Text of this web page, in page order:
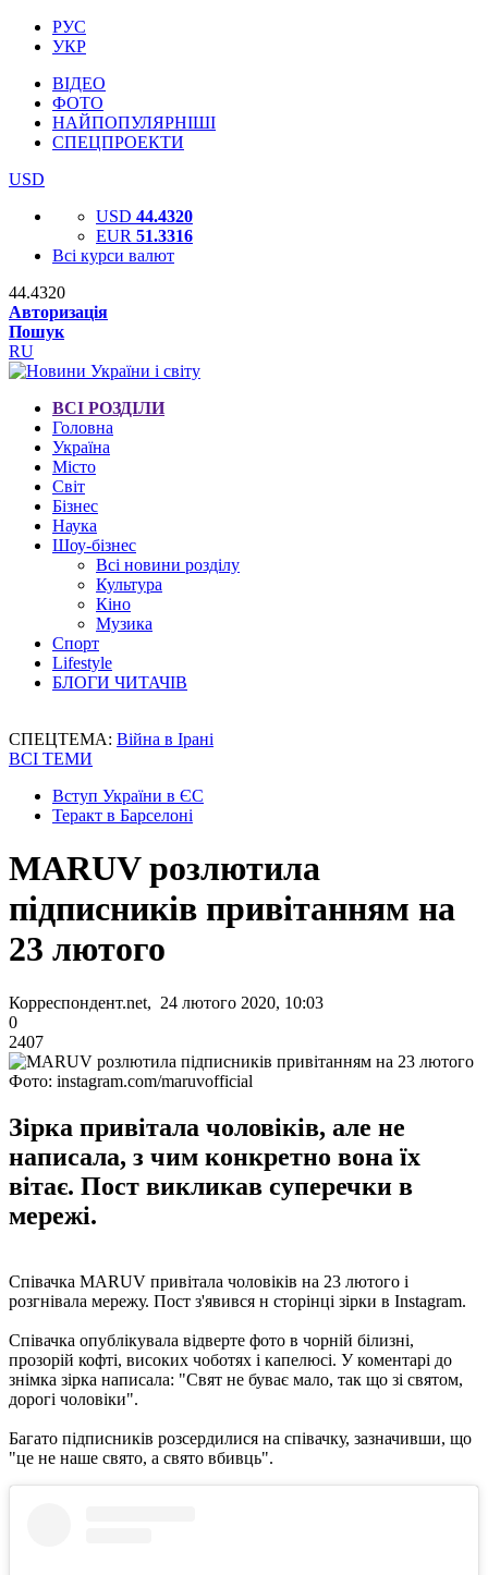
РУС
УКР
ВІДЕО
ФОТО
НАЙПОПУЛЯРНІШІ
СПЕЦПРОЕКТИ
USD
USD 44.4320
EUR 51.3316
Всі курси валют
44.4320
Авторизація
Пошук
RU
ВСІ РОЗДІЛИ
Головна
Україна
Місто
Світ
Бізнес
Наука
Шоу-бізнес
Всі новини розділу
Культура
Кіно
Музика
Спорт
Lifestyle
БЛОГИ ЧИТАЧІВ
СПЕЦТЕМА: Війна в Ірані
ВСІ ТЕМИ
Вступ України в ЄС
Теракт в Барселоні
MARUV розлютила
підписників привітанням на
23 лютого
Корреспондент.net, 24 лютого 2020, 10:03
0
2407
Фото: instagram.com/maruvofficial
Зірка привітала чоловіків, але не
написала, з чим конкретно вона їх
вітає. Пост викликав суперечки в
мережі.
Співачка MARUV привітала чоловіків на 23 лютого і
розгнівала мережу. Пост з'явився н сторінці зірки в Instagram.
Співачка опублікувала відверте фото в чорній білизні,
прозорій кофті, високих чоботях і капелюсі. У коментарі до
знімка зірка написала: "Свят не буває мало, так що зі святом,
дорогі чоловіки".
Багато підписників розсердилися на співачку, зазначивши, що
"це не наше свято, а свято вбивць".